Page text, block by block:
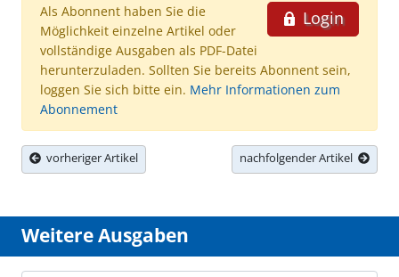
Login
Als Abonnent haben Sie die
Möglichkeit einzelne Artikel oder
vollständige Ausgaben als PDF-Datei
herunterzuladen. Sollten Sie bereits Abonnent sein,
loggen Sie sich bitte ein. Mehr Informationen zum
Abonnement
vorheriger Artikel nachfolgender Artikel
Weitere Ausgaben